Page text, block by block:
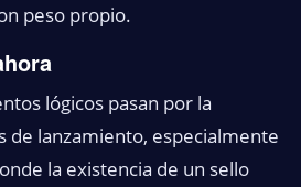
peso propio.
lógicos pasan por la
de lanzamiento, especialmente
la existencia de un sello